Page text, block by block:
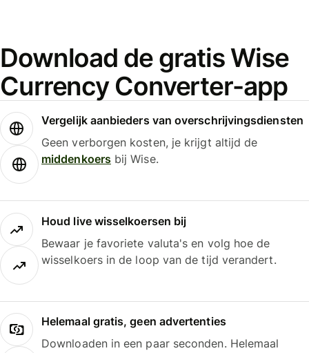
Download de gratis Wise
Currency Converter-app
Vergelijk aanbieders van overschrijvingsdiensten
Geen verborgen kosten, je krijgt altijd de
middenkoersbij Wise.
Houd live wisselkoersen bij
Bewaar je favoriete valuta's en volg hoe de
wisselkoers in de loop van de tijd verandert.
Helemaal gratis, geen advertenties
Downloaden in een paar seconden. Helemaal